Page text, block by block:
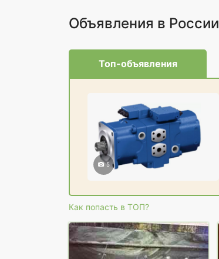
Объявления в России
Топ-объявления
5
Как попасть в ТОП?